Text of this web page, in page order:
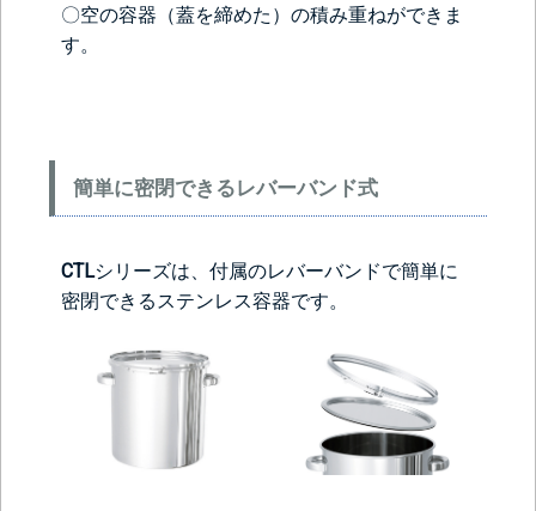
1S’(+22440円)
1.5S’(+22440円)
＞＞詳しくはこちらから
背面側に部品をつける
目盛りをつける
(+10560円)
シール座をつけ
カードホルダー
〇空の容器（蓋を締めた）の積み重ねができま
す。
簡単に密閉できるレバーバンド式
CTLシリーズは、付属のレバーバンドで簡単に
密閉できるステンレス容器です。